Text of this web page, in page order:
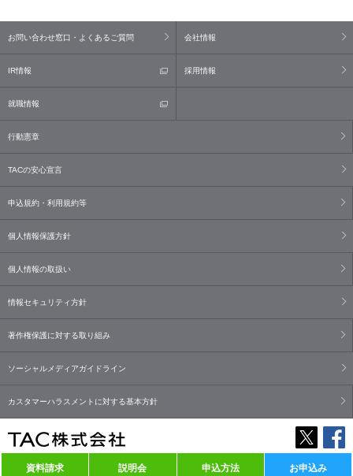
資料請求 説明会 申込方法 お申込み
お問い合わせ窓口・よくあるご質問 会社情報
IR情報 採用情報
就職情報
行動憲章
TACの安心宣言
申込規約・利用規約等
個人情報保護方針
個人情報の取扱い
情報セキュリティ方針
著作権保護に対する取り組み
ソーシャルメディアガイドライン
カスタマーハラスメントに対する基本方針
Copyright© TAC Co., Ltd. All Rights Reserved.